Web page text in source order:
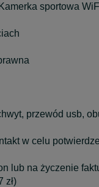
sportowa
przewód usb,
w celu
lub na życzenie
zł)